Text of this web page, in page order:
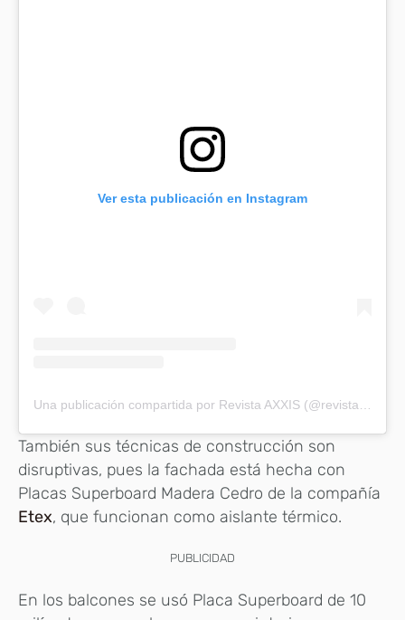
Ver esta publicación en Instagram
También sus técnicas de construcción son
disruptivas, pues la fachada está hecha con
Placas Superboard Madera Cedro de la compañía
Etex, que funcionan como aislante térmico.
PUBLICIDAD
En los balcones se usó Placa Superboard de 10